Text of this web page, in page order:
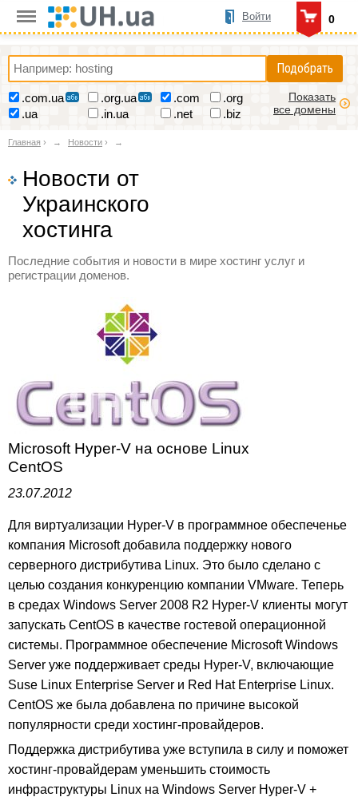
0
Войти
Подобрать
.com.ua .org.ua .com
.org
.ua
.in.ua .net .biz
Показать
все домены
Главная › Новости ›
Новости от
Украинского
хостинга
Последние события и новости в мире хостинг услуг и
регистрации доменов.
Microsoft Hyper-V на основе Linux
CentOS
23.07.2012
Для виртуализации Hyper-V в программное обеспеченье
компания Microsoft добавила поддержку нового
серверного дистрибутива Linux. Это было сделано с
целью создания конкуренцию компании VMware. Теперь
в средах Windows Server 2008 R2 Hyper-V клиенты могут
запускать CentOS в качестве гостевой операционной
системы. Программное обеспечение Microsoft Windows
Server уже поддерживает среды Hyper-V, включающие
Suse Linux Enterprise Server и Red Hat Enterprise Linux.
CentOS же была добавлена по причине высокой
популярности среди хостинг-провайдеров.
Поддержка дистрибутива уже вступила в силу и поможет
хостинг-провайдерам уменьшить стоимость
инфраструктуры Linux на Windows Server Hyper-V +